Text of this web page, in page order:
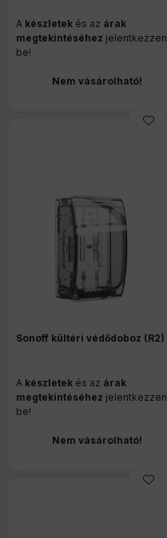
A készletek és az árak
megtekintéséhez jelentkezzen
be!
Nem vásárolható!
Sonoff kültéri védődoboz (R2)
A készletek és az árak
megtekintéséhez jelentkezzen
be!
Nem vásárolható!